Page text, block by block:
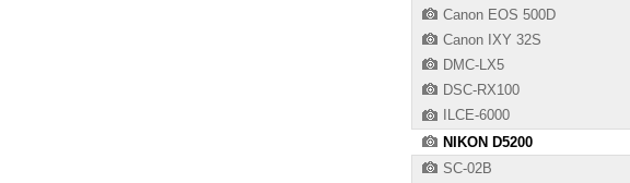
Canon EOS 500D
Canon IXY 32S
DMC-LX5
DSC-RX100
ILCE-6000
NIKON D5200
SC-02B